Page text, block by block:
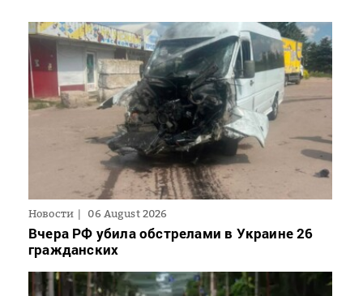
Новости 06 August 2026
Вчера РФ убила обстрелами в Украине 26
гражданских